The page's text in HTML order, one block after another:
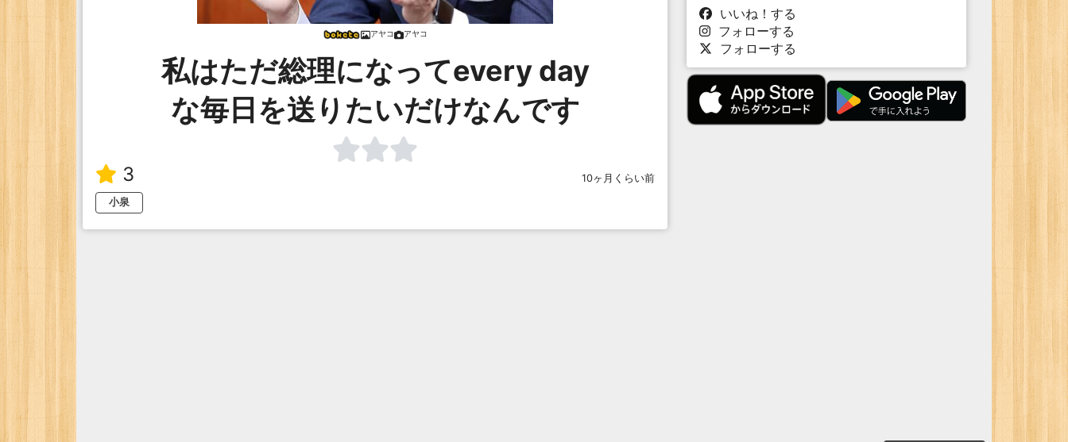
アヤコ アヤコ
私はただ総理になってevery day
な毎日を送りたいだけなんです
3
10ヶ月くらい前
小泉
いいね！する
フォローする
フォローする